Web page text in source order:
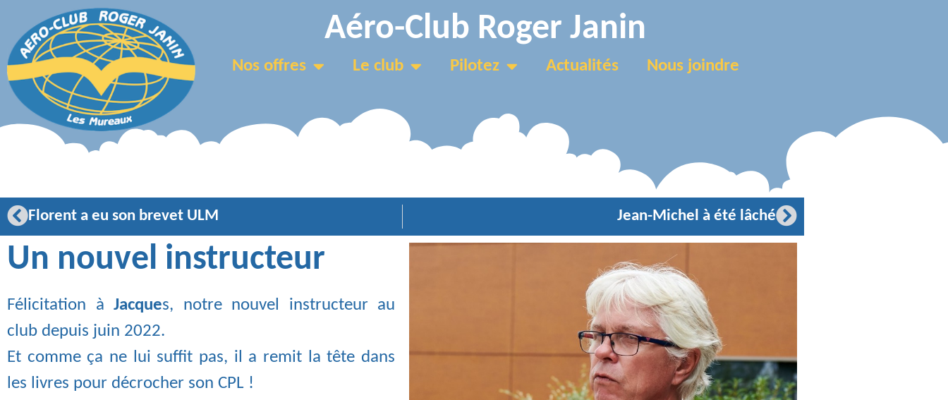
Aéro-Club Roger Janin
Nos offres Le club Pilotez Actualités Nous joindre
Florent a eu son brevet ULM Jean-Michel à été lâché
Un nouvel instructeur
Félicitation à Jacques, notre nouvel instructeur au
club depuis juin 2022.
Et comme ça ne lui suffit pas, il a remit la tête dans
les livres pour décrocher son CPL !